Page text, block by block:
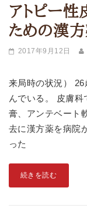
アトピー性
ための漢
2017年9月12日
来局時の状況）
んでいる。 皮膚
膏、アンテベート
去に漢方薬を病院
った
続きを読む